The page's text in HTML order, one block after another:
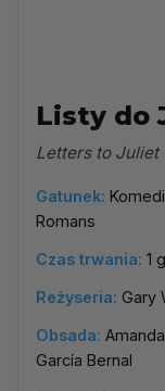
Listy do
Letters to Juliet
Gatunek:
Romans
Czas trwania: 1
Reżyseria: Gary
Obsada:
García Bernal